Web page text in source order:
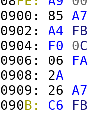
0900:
85 A7
0902:
A4 FB
0904:
F0 0C
0906:
06 FA
0908:
2A
0909:
26 A7
090B: C6 FB